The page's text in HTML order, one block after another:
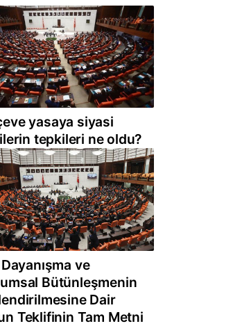
yasaya siyasi
tepkileri ne oldu?
ve
Bütünleşmenin
Dair
Teklifinin Tam Metni